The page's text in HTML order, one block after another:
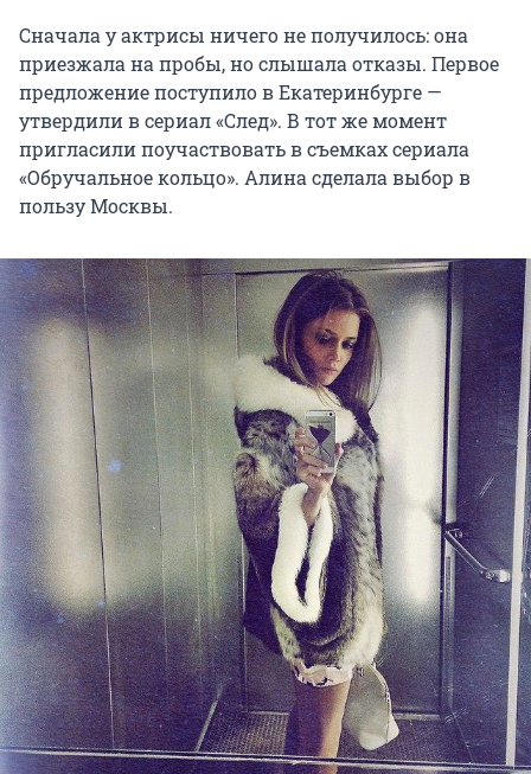
Сначала у актрисы ничего не получилось: она
приезжала на пробы, но слышала отказы. Первое
предложение поступило в Екатеринбурге —
утвердили в сериал «След». В тот же момент
пригласили поучаствовать в съемках сериала
«Обручальное кольцо». Алина сделала выбор в
пользу Москвы.